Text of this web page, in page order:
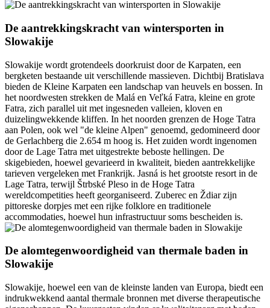
De aantrekkingskracht van wintersporten in
Slowakije
Slowakije wordt grotendeels doorkruist door de Karpaten, een
bergketen bestaande uit verschillende massieven. Dichtbij Bratislava
bieden de Kleine Karpaten een landschap van heuvels en bossen. In
het noordwesten strekken de Malá en Veľká Fatra, kleine en grote
Fatra, zich parallel uit met ingesneden valleien, kloven en
duizelingwekkende kliffen. In het noorden grenzen de Hoge Tatra
aan Polen, ook wel "de kleine Alpen" genoemd, gedomineerd door
de Gerlachberg die 2.654 m hoog is. Het zuiden wordt ingenomen
door de Lage Tatra met uitgestrekte beboste hellingen. De
skigebieden, hoewel gevarieerd in kwaliteit, bieden aantrekkelijke
tarieven vergeleken met Frankrijk. Jasná is het grootste resort in de
Lage Tatra, terwijl Štrbské Pleso in de Hoge Tatra
wereldcompetities heeft georganiseerd. Zuberec en Ždiar zijn
pittoreske dorpjes met een rijke folklore en traditionele
accommodaties, hoewel hun infrastructuur soms bescheiden is.
De alomtegenwoordigheid van thermale baden in
Slowakije
Slowakije, hoewel een van de kleinste landen van Europa, biedt een
indrukwekkend aantal thermale bronnen met diverse therapeutische